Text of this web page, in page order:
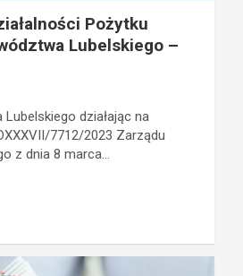
Pożytku
Lubelskiego –
działając na
7712/2023 Zarządu
z dnia 8 marca…